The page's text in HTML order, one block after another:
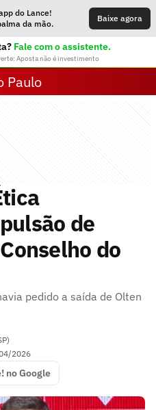
do Lance!
da mão.
Baixe agora
Fale com o assistente.
Aposta não é investimento
Paulo
de
do
pedido a saída de Olten
2026
no Google